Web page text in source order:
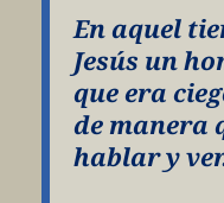
En aquel
Jesús un
que era
de manera
hablar y